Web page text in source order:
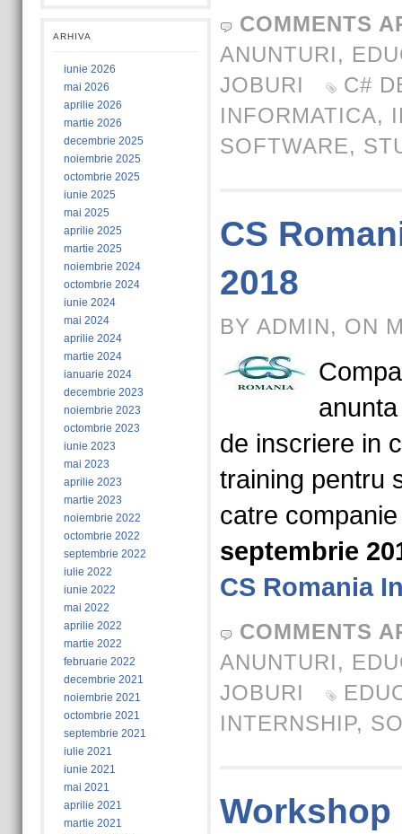
ARHIVA
iunie 2026
mai 2026
aprilie 2026
martie 2026
decembrie 2025
noiembrie 2025
octombrie 2025
iunie 2025
mai 2025
aprilie 2025
martie 2025
noiembrie 2024
octombrie 2024
iunie 2024
mai 2024
aprilie 2024
martie 2024
ianuarie 2024
decembrie 2023
noiembrie 2023
octombrie 2023
iunie 2023
mai 2023
aprilie 2023
martie 2023
noiembrie 2022
octombrie 2022
septembrie 2022
iulie 2022
iunie 2022
mai 2022
aprilie 2022
martie 2022
februarie 2022
decembrie 2021
noiembrie 2021
octombrie 2021
septembrie 2021
iulie 2021
iunie 2021
mai 2021
aprilie 2021
martie 2021
COMMENTS
ANUNTURI,
JOBURI
C#
INFORMATICA,
SOFTWARE,
CS
2018
BY ADMIN, ON
de inscriere in
training pentru
catre
septembrie
CS Romania
COMMENTS
ANUNTURI,
JOBURI
INTERNSHIP,
Workshop